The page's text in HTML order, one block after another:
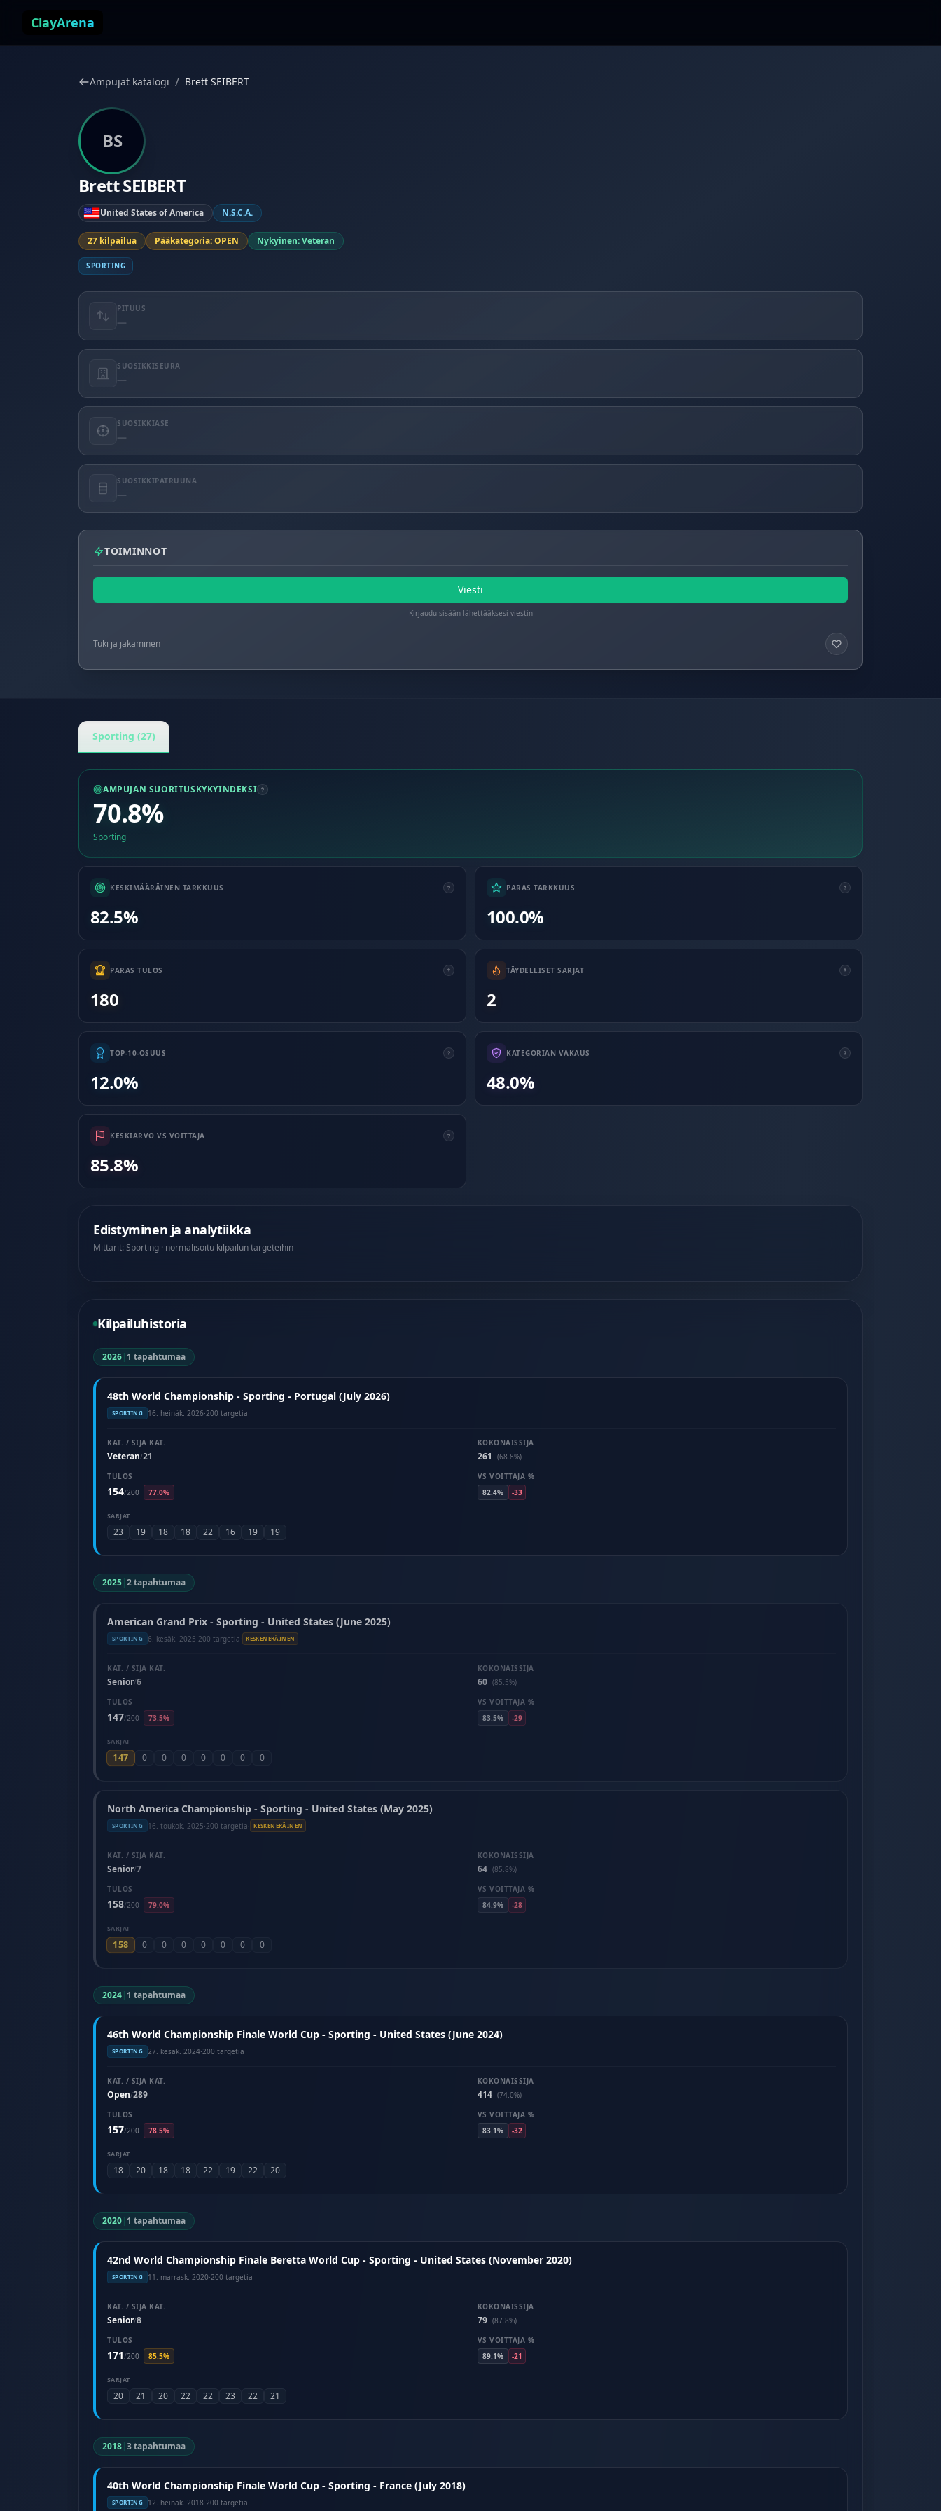
ClayArena
Ampujat katalogi / Brett SEIBERT
BS
Brett SEIBERT
United States of America N.S.C.A.
27 kilpailua Pääkategoria: OPEN Nykyinen: Veteran
SPORTING
PITUUS
—
SUOSIKKISEURA
—
SUOSIKKIASE
—
SUOSIKKIPATRUUNA
—
TOIMINNOT
Viesti
Kirjaudu sisään lähettääksesi viestin
Tuki ja jakaminen
Sporting (27)
AMPUJAN SUORITUSKYKYINDEKSI
70.8%
Sporting
KESKIMÄÄRÄINEN TARKKUUS
82.5%
PARAS TARKKUUS
100.0%
PARAS TULOS
180
TÄYDELLISET SARJAT
2
TOP-10-OSUUS
12.0%
KATEGORIAN VAKAUS
48.0%
KESKIARVO VS VOITTAJA
85.8%
Edistyminen ja analytiikka
Mittarit: Sporting · normalisoitu kilpailun targeteihin
Kilpailuhistoria
2026| 1 tapahtumaa
48th World Championship - Sporting - Portugal (July 2026)
SPORTING 16. heinäk. 2026·200 targetia
KAT. / SIJA KAT.
Veteran/21
KOKONAISSIJA
261
(68.8%)
TULOS
154/200 77.0%
VS VOITTAJA %
82.4%
-33
SARJAT
23 19 18 18 22 16 19 19
2025|2 tapahtumaa
American Grand Prix - Sporting - United States (June 2025)
SPORTING 6. kesäk. 2025·200 targetia· KESKENERÄINEN
KAT. / SIJA KAT.
Senior/6
KOKONAISSIJA
60 (85.5%)
TULOS
147/200 73.5%
VS VOITTAJA %
83.5%
-29
SARJAT
147 0 0 0 0 0 0 0
North America Championship - Sporting - United States (May 2025)
SPORTING 16. toukok. 2025·200 targetia· KESKENERÄINEN
KAT. / SIJA KAT.
Senior/7
KOKONAISSIJA
64 (85.8%)
TULOS
158/200 79.0%
VS VOITTAJA %
84.9%
-28
SARJAT
158 0 0 0 0 0 0 0
2024| 1 tapahtumaa
46th World Championship Finale World Cup - Sporting - United States (June 2024)
SPORTING 27. kesäk. 2024·200 targetia
KAT. / SIJA KAT.
Open/289
KOKONAISSIJA
414 (74.0%)
TULOS
157/200 78.5%
VS VOITTAJA %
83.1%
-32
SARJAT
18 20 18 18 22 19 22 20
2020| 1 tapahtumaa
42nd World Championship Finale Beretta World Cup - Sporting - United States (November 2020)
SPORTING 11. marrask. 2020·200 targetia
KAT. / SIJA KAT.
Senior/8
KOKONAISSIJA
79 (87.8%)
TULOS
171/200 85.5%
VS VOITTAJA %
89.1%
-21
SARJAT
20 21 20 22 22 23 22 21
2018|3 tapahtumaa
40th World Championship Finale World Cup - Sporting - France (July 2018)
SPORTING 12. heinäk. 2018·200 targetia